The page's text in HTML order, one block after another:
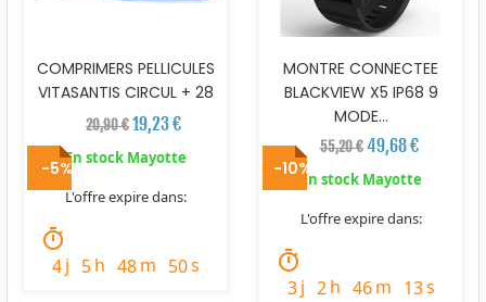
COMPRIMERS PELLICULES
VITASANTIS CIRCUL + 28
20,90 €19,23 €
En stock Mayotte
L'offre expire dans:
timer
4j 5h 48m 49s
MONTRE CONNECTEE
BLACKVIEW X5 IP68 9
MODE...
55,20 € 49,68 €
En stock Mayotte
L'offre expire dans:
timer
3j 2h 46m 12s
-5% -10%